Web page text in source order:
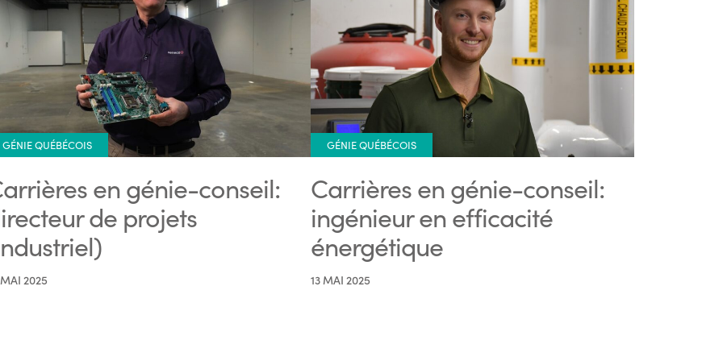
GÉNIE QUÉBÉCOIS
en génie-conseil:
de projets
2025
GÉNIE QUÉBÉCOIS
Carrières en génie-conseil:
ingénieur en efficacité
énergétique
13 MAI 2025